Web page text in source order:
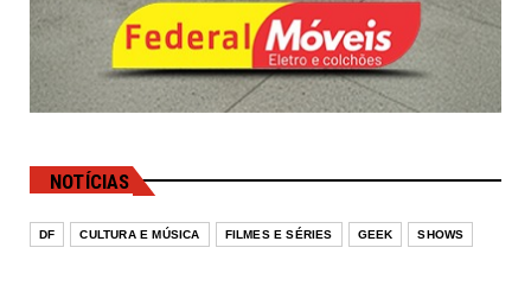
NOTÍCIAS
DF CULTURA E MÚSICA FILMES E SÉRIES GEEK SHOWS